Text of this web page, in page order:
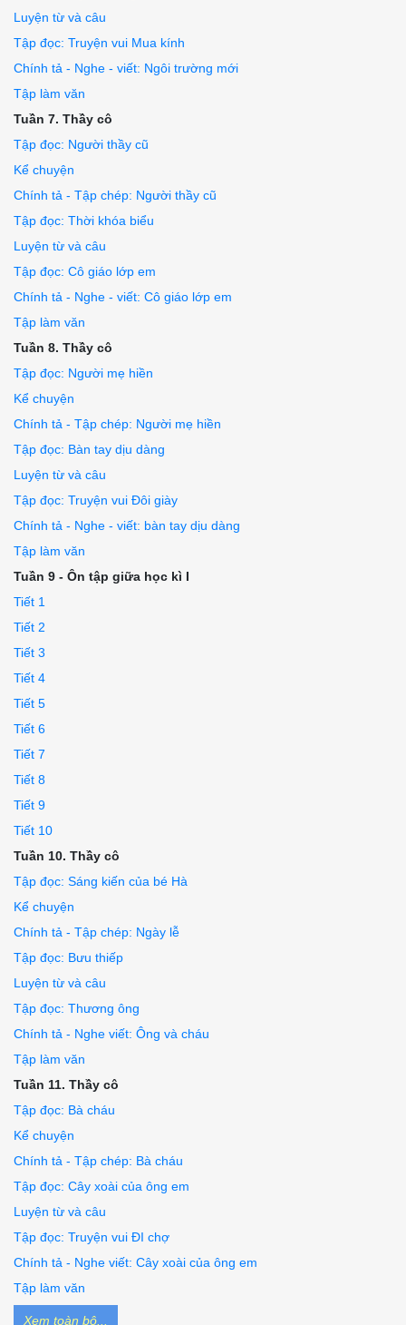
Luyện từ và câu
Tập đọc: Truyện vui Mua kính
Chính tả - Nghe - viết: Ngôi trường mới
Tập làm văn
Tuần 7. Thầy cô
Tập đọc: Người thầy cũ
Kể chuyện
Chính tả - Tập chép: Người thầy cũ
Tập đọc: Thời khóa biểu
Luyện từ và câu
Tập đọc: Cô giáo lớp em
Chính tả - Nghe - viết: Cô giáo lớp em
Tập làm văn
Tuần 8. Thầy cô
Tập đọc: Người mẹ hiền
Kể chuyện
Chính tả - Tập chép: Người mẹ hiền
Tập đọc: Bàn tay dịu dàng
Luyện từ và câu
Tập đọc: Truyện vui Đôi giày
Chính tả - Nghe - viết: bàn tay dịu dàng
Tập làm văn
Tuần 9 - Ôn tập giữa học kì I
Tiết 1
Tiết 2
Tiết 3
Tiết 4
Tiết 5
Tiết 6
Tiết 7
Tiết 8
Tiết 9
Tiết 10
Tuần 10. Thầy cô
Tập đọc: Sáng kiến của bé Hà
Kể chuyện
Chính tả - Tập chép: Ngày lễ
Tập đọc: Bưu thiếp
Luyện từ và câu
Tập đọc: Thương ông
Chính tả - Nghe viết: Ông và cháu
Tập làm văn
Tuần 11. Thầy cô
Tập đọc: Bà cháu
Kể chuyện
Chính tả - Tập chép: Bà cháu
Tập đọc: Cây xoài của ông em
Luyện từ và câu
Tập đọc: Truyện vui ĐI chợ
Chính tả - Nghe viết: Cây xoài của ông em
Tập làm văn
Xem toàn bộ...